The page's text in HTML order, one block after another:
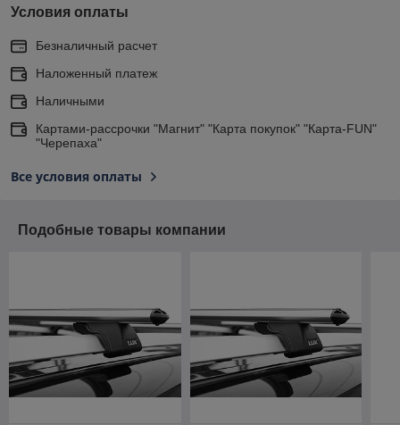
Условия оплаты
Безналичный расчет
Наложенный платеж
Наличными
Картами-рассрочки "Магнит" "Карта покупок" "Карта-FUN"
"Черепаха"
Все условия оплаты
Подобные товары компании